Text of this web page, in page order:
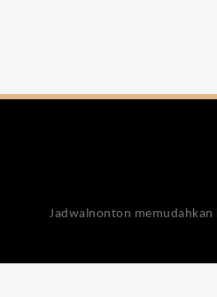
Jadwalnonton memudahkan